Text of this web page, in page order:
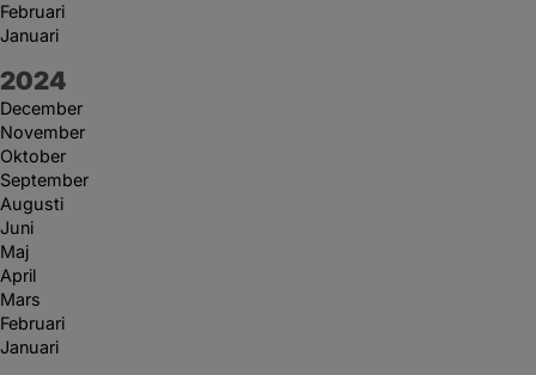
Februari
Januari
År:
2024
December
November
Oktober
September
Augusti
Juni
Maj
April
Mars
Februari
Januari